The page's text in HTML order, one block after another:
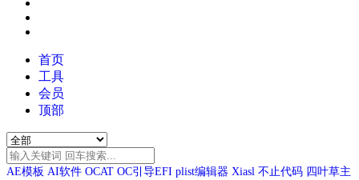
首页
工具
会员
顶部
AE模板 AI软件 OCAT OC引导EFI plist编辑器 Xiasl 不止代码 四叶草主